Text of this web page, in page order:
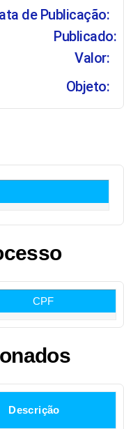
de Publicação:
Publicado:
Valor:
Objeto:
CPF
Descrição